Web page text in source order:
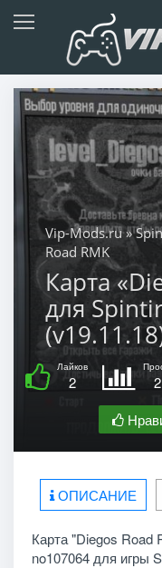
Vip-Mods.ru»
Road RMK
Карта
для
Лайков
2
ОПИСАНИЕ
Карта "Diegos Road
no107064 для игры